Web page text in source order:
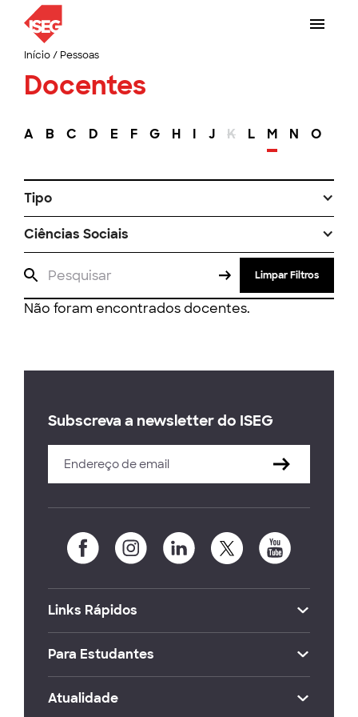
Início/ Pessoas
Docentes
A B C D E F G H I J K L M N O
Tipo
Ciências Sociais
Limpar Filtros
Não foram encontrados docentes.
Subscreva a newsletter do ISEG
Links Rápidos
Para Estudantes
Atualidade